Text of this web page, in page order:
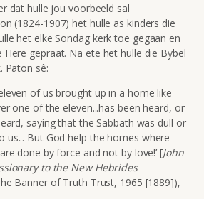
dat hulle jou voorbeeld sal
(1824-1907) het hulle as kinders die
het elke Sondag kerk toe gegaan en
gepraat. Na ete het hulle die Bybel
Paton sê:
of us brought up in a home like
one of the eleven...has been heard, or
saying that the Sabbath was dull or
us... But God help the homes where
done by force and not by love!’ [John
to the New Hebrides
Banner of Truth Trust, 1965 [1889]),